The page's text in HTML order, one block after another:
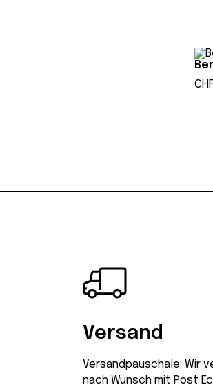
CHF
Versand
Versandpauschale: Wir
nach Wunsch mit Post